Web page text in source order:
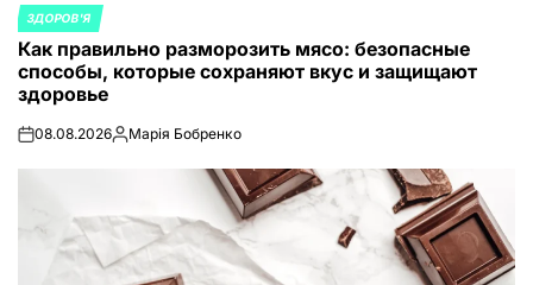
ОПУБЛИКОВАНО
В
ЗДОРОВ'Я
Как правильно разморозить мясо: безопасные
способы, которые сохраняют вкус и защищают
здоровье
on08.08.2026Запись
Марія Бобренко